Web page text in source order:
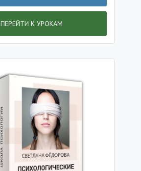
ПЕРЕЙТИ К УРОКАМ